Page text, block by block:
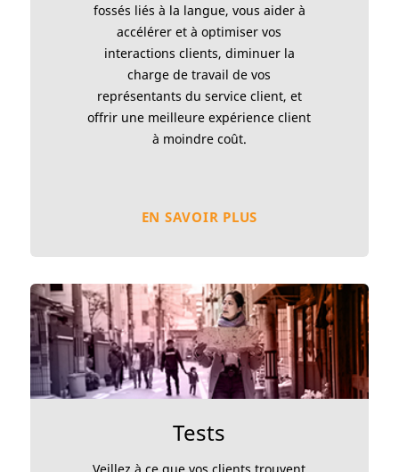
fossés liés à la langue, vous aider à
accélérer et à optimiser vos
interactions clients, diminuer la
charge de travail de vos
représentants du service client, et
offrir une meilleure expérience client
à moindre coût.
EN SAVOIR PLUS
Tests
Veillez à ce que vos clients trouvent